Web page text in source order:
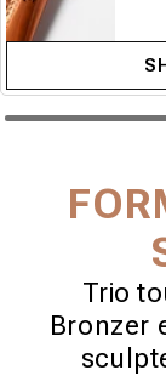
Trio
Bronzer